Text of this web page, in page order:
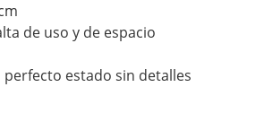
de uso y de espacio
perfecto estado sin detalles